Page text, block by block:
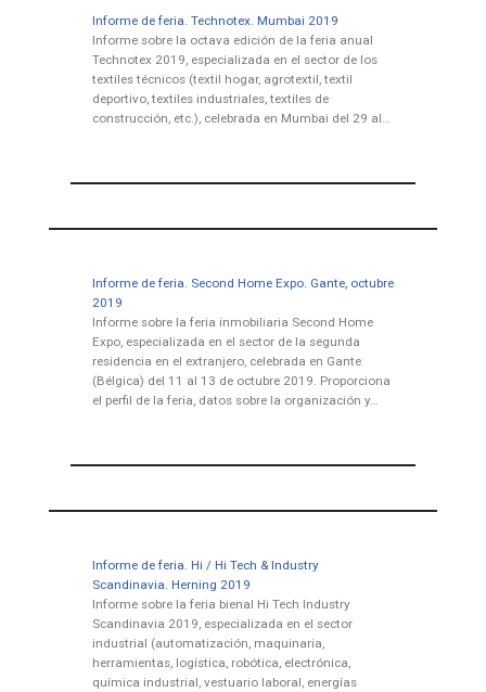
Informe de feria. Technotex. Mumbai 2019
Informe sobre la octava edición de la feria anual
Technotex 2019, especializada en el sector de los
textiles técnicos (textil hogar, agrotextil, textil
deportivo, textiles industriales, textiles de
construcción, etc.), celebrada en Mumbai del 29 al…
Informe de feria. Second Home Expo. Gante, octubre
2019
Informe sobre la feria inmobiliaria Second Home
Expo, especializada en el sector de la segunda
residencia en el extranjero, celebrada en Gante
(Bélgica) del 11 al 13 de octubre 2019. Proporciona
el perfil de la feria, datos sobre la organización y…
Informe de feria. Hi / Hi Tech & Industry
Scandinavia. Herning 2019
Informe sobre la feria bienal Hi Tech Industry
Scandinavia 2019, especializada en el sector
industrial (automatización, maquinaria,
herramientas, logística, robótica, electrónica,
química industrial, vestuario laboral, energías